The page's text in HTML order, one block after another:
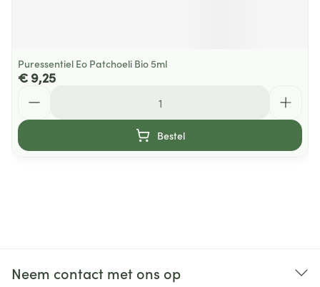
Puressentiel Eo Patchoeli Bio 5ml
€ 9,25
Bestel
Neem contact met ons op